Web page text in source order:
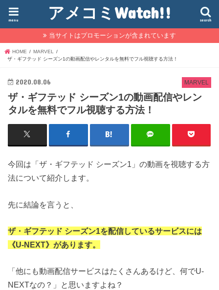
アメコミWatch!! search
menu
当サイトはプロモーションが含まれています
HOME
MARVEL
ザ・ギフテッド シーズン1の動画配信やレンタルを無料でフル視聴する方法！
MARVEL
2020.08.06
ザ・ギフテッド シーズン1の動画配信やレン
タルを無料でフル視聴する方法！
今回は「ザ・ギフテッド シーズン1」の動画を視聴する方
法について紹介します。
先に結論を言うと、
ザ・ギフテッド シーズン1を配信しているサービスには
《U-NEXT》があります。
「他にも動画配信サービスはたくさんあるけど、何でU-
NEXTなの？」と思いますよね？